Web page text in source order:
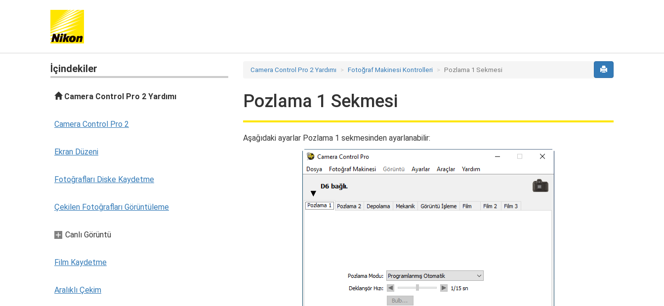
İçindekiler
Camera Control Pro 2 Yardımı
Camera Control Pro 2
Ekran Düzeni
Fotoğrafları Diske Kaydetme
Çekilen Fotoğrafları Görüntüleme
Canlı Görüntü
Film Kaydetme
Aralıklı Çekim
Camera Control Pro 2 Yardımı Fotoğraf Makinesi Kontrolleri Pozlama 1 Sekmesi
Pozlama 1 Sekmesi
Aşağıdaki ayarlar Pozlama 1 sekmesinden ayarlanabilir: